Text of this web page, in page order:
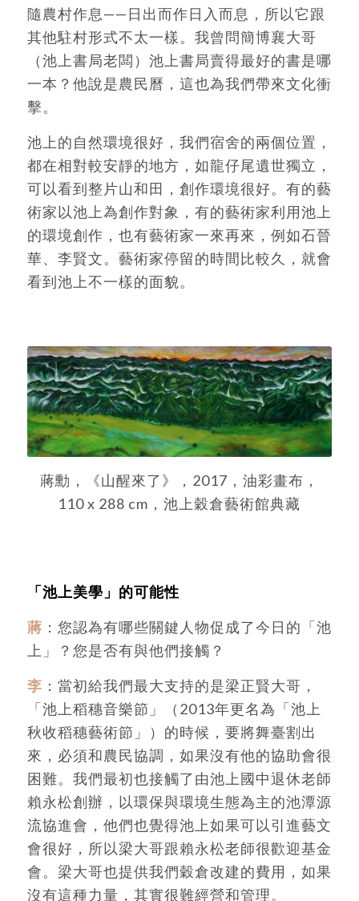
隨農村作息——日出而作日入而息，所以它跟
其他駐村形式不太一樣。我曾問簡博襄大哥
（池上書局老闆）池上書局賣得最好的書是哪
一本？他說是農民曆，這也為我們帶來文化衝
擊。
池上的自然環境很好，我們宿舍的兩個位置，
都在相對較安靜的地方，如龍仔尾遺世獨立，
可以看到整片山和田，創作環境很好。有的藝
術家以池上為創作對象，有的藝術家利用池上
的環境創作，也有藝術家一來再來，例如石晉
華、李賢文。藝術家停留的時間比較久，就會
看到池上不一樣的面貌。
蔣勳，《山醒來了》，2017，油彩畫布，
110 x 288 cm，池上穀倉藝術館典藏
「池上美學」的可能性
蔣 ：您認為有哪些關鍵人物促成了今日的「池
上」？您是否有與他們接觸？
李 ：當初給我們最大支持的是梁正賢大哥，
「池上稻穗音樂節」（2013年更名為「池上
秋收稻穗藝術節」）的時候，要將舞臺割出
來，必須和農民協調，如果沒有他的協助會很
困難。我們最初也接觸了由池上國中退休老師
賴永松創辦，以環保與環境生態為主的池潭源
流協進會，他們也覺得池上如果可以引進藝文
會很好，所以梁大哥跟賴永松老師很歡迎基金
會。梁大哥也提供我們穀倉改建的費用，如果
沒有這種力量，其實很難經營和管理。